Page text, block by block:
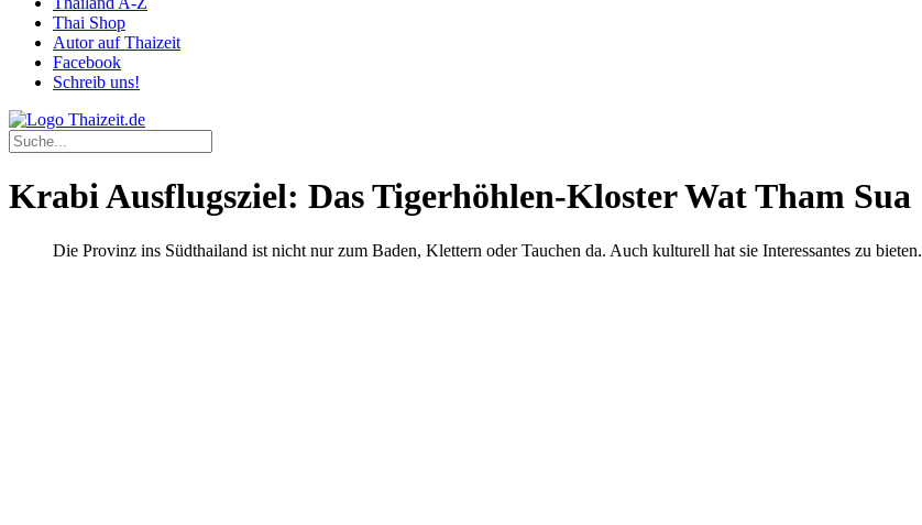
Thai Shop
Autor auf Thaizeit
Facebook
Schreib uns!
Krabi Ausflugsziel: Das Tigerhöhlen-Kloster Wat Tham Sua
Die Provinz ins Südthailand ist nicht nur zum Baden, Klettern oder Tauchen da. Auch kulturell hat sie Interessantes zu bieten.